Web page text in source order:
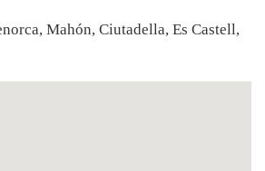
Mahón, Ciutadella, Es Castell,